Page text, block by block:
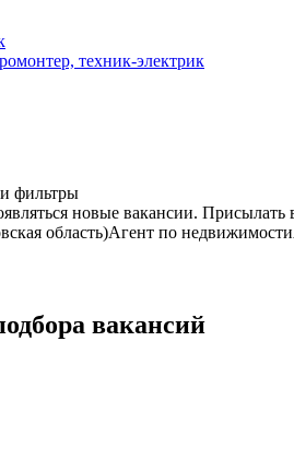
техник-электрик
фильтры
новые вакансии. Присылать
область)Агент по недвижимости
вакансий